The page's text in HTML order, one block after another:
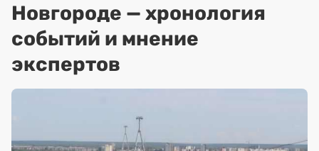
Новгороде — хронология
событий и мнение
экспертов